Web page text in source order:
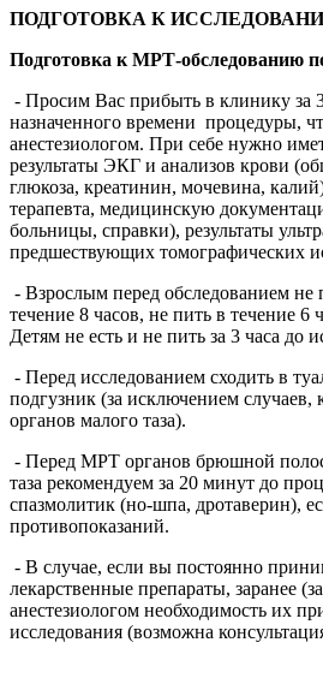
ПОДГОТОВКА К
Подготовка к МРТ-обследованию
- Просим Вас прибыть в клинику за
назначенного времени процедуры,
анестезиологом. При себе нужно
результаты ЭКГ и анализов крови
глюкоза, креатинин, мочевина,
терапевта, медицинскую
больницы, справки), результаты
предшествующих томографических
- Взрослым перед обследованием
течение 8 часов, не пить в течение 6
Детям не есть и не пить за 3 часа до
- Перед исследованием сходить в
подгузник (за исключением случаев,
органов малого таза).
- Перед МРТ органов брюшной
таза рекомендуем за 20 минут до
спазмолитик (но-шпа, дротаверин),
противопоказаний.
- В случае, если вы постоянно
лекарственные препараты, заранее
анестезиологом необходимость их
исследования (возможна